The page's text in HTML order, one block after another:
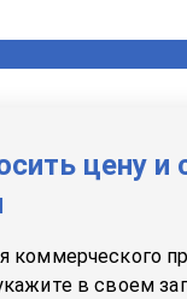
цену и
коммерческого
в своем